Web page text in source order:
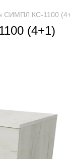
СИМПЛ КС-1100
(4+1)